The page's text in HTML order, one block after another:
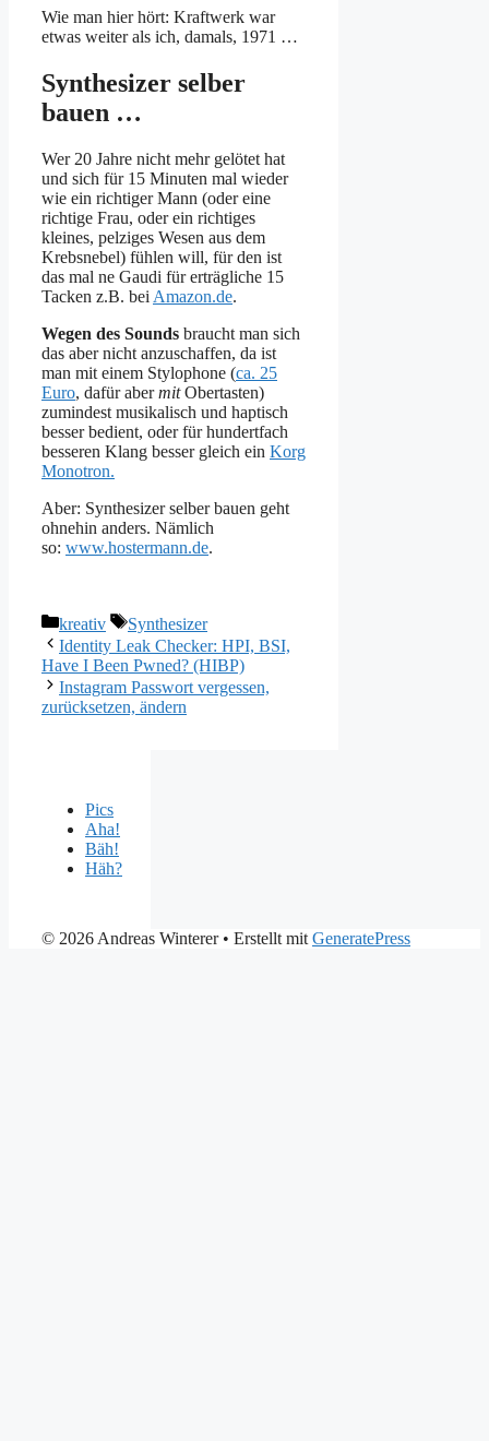
Wie man hier hört: Kraftwerk war
etwas weiter als ich, damals, 1971 …
Synthesizer selber
bauen …
Wer 20 Jahre nicht mehr gelötet hat
und sich für 15 Minuten mal wieder
wie ein richtiger Mann (oder eine
richtige Frau, oder ein richtiges
kleines, pelziges Wesen aus dem
Krebsnebel) fühlen will, für den ist
das mal ne Gaudi für erträgliche 15
Tacken z.B. bei Amazon.de.
Wegen des Sounds braucht man sich
das aber nicht anzuschaffen, da ist
man mit einem Stylophone (ca. 25
Euro, dafür abermitObertasten)
zumindest musikalisch und haptisch
besser bedient, oder für hundertfach
besseren Klang besser gleich ein Korg
Monotron.
Aber: Synthesizer selber bauen geht
ohnehin anders. Nämlich
so: www.hostermann.de.
Kategorien
kreativ Schlagwörter
Synthesizer
Identity Leak Checker: HPI, BSI,
Have I Been Pwned? (HIBP)
Instagram Passwort vergessen,
zurücksetzen, ändern
Pics
Aha!
Bäh!
Häh?
© 2026 Andreas Winterer• Erstellt mit GeneratePress